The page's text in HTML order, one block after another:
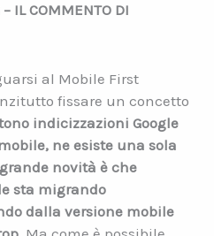
– IL COMMENTO DI
al Mobile First
fissare un concetto
indicizzazioni Google
ne esiste una sola
novità è che
sta migrando
dalla versione mobile